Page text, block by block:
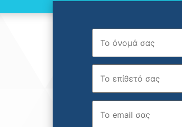
Όνομα
Επώνυμο
Email